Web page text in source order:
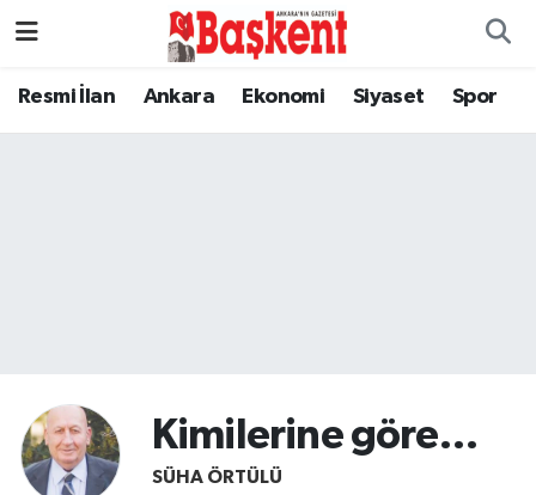
Resmi İlan Ankara Ekonomi Siyaset Spor
Kimilerine göre…
SÜHA ÖRTÜLÜ